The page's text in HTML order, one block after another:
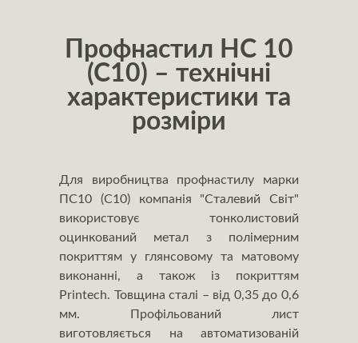
Профнастил НС 10
(С10) – технічні
характеристики та
розміри
Для виробництва профнастилу марки
ПС10 (С10) компанія "Сталевий Світ"
використовує тонколистовий
оцинкований метал з полімерним
покриттям у глянсовому та матовому
виконанні, а також із покриттям
Printech. Товщина сталі – від 0,35 до 0,6
мм. Профільований лист
виготовляється на автоматизованій